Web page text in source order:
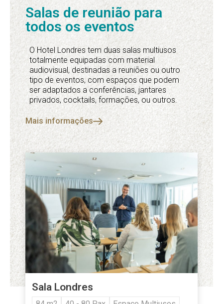
Salas de reunião para
todos os eventos
O Hotel Londres tem duas salas multiusos
totalmente equipadas com material
audiovisual, destinadas a reuniões ou outro
tipo de eventos, com espaços que podem
ser adaptados a conferências, jantares
privados, cocktails, formações, ou outros.
Mais informações
Sala Londres